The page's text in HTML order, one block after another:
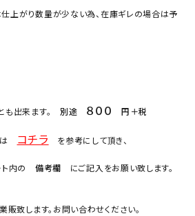
が少ない為、在庫ギレの場合は予
も出来ます。 別途 ８００ 円＋税
は コチラ を参考にして頂き、
ト内の 備考欄 にご記入をお願い致します。
致します。お問い合わせください。